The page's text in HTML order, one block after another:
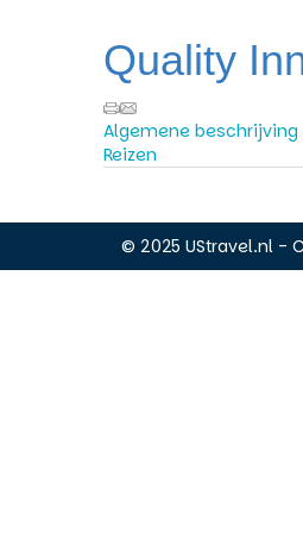
Quality
Algemene beschrijving
Reizen
© 2025 UStravel.nl -